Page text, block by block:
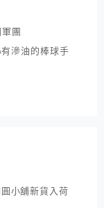
團
滲油的棒球手
小舖新貨入荷